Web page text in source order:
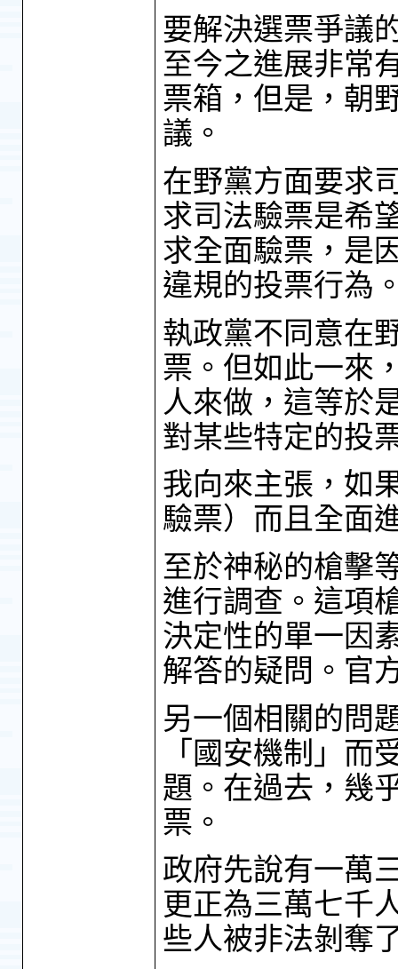
要解決選票爭議
至今之進展非常
票箱，但是，朝
議。
在野黨方面要求
求司法驗票是希
求全面驗票，是
違規的投票行為
執政黨不同意在
票。但如此一來
人來做，這等於
對某些特定的投
我向來主張，如
驗票）而且全面
至於神秘的槍擊
進行調查。這項
決定性的單一因
解答的疑問。官
另一個相關的問
「國安機制」而
題。在過去，幾
票。
政府先說有一萬
更正為三萬七千
些人被非法剝奪